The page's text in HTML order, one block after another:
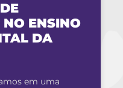
ENSINO
DA
em uma